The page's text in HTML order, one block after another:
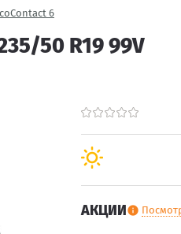
6
50 R19 99V
АКЦИИinfo